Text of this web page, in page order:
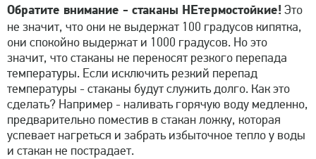
Обратите внимание - стаканы НЕтермостойкие! Это
не значит, что они не выдержат 100 градусов кипятка,
они спокойно выдержат и 1000 градусов. Но это
значит, что стаканы не переносят резкого перепада
температуры. Если исключить резкий перепад
температуры - стаканы будут служить долго. Как это
сделать? Например - наливать горячую воду медленно,
предварительно поместив в стакан ложку, которая
успевает нагреться и забрать избыточное тепло у воды
и стакан не пострадает.